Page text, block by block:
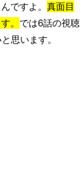
ですよ。 真面目
。 では6話の視聴
思います。